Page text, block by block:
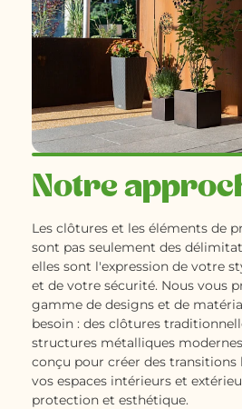
Notre
Les clôtures et les éléments de
sont pas seulement des
elles sont l'expression de votre
et de votre sécurité. Nous vous
gamme de designs et de
besoin : des clôtures
structures métalliques
conçu pour créer des transitions
vos espaces intérieurs et
protection et esthétique.